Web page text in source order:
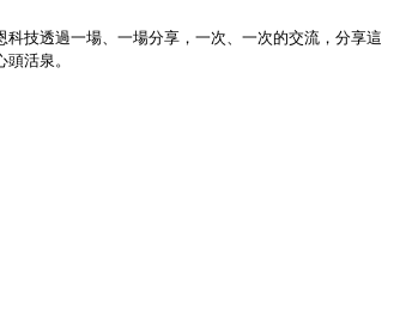
技透過一場、一場分享，一次、一次的交流，分享這
活泉。